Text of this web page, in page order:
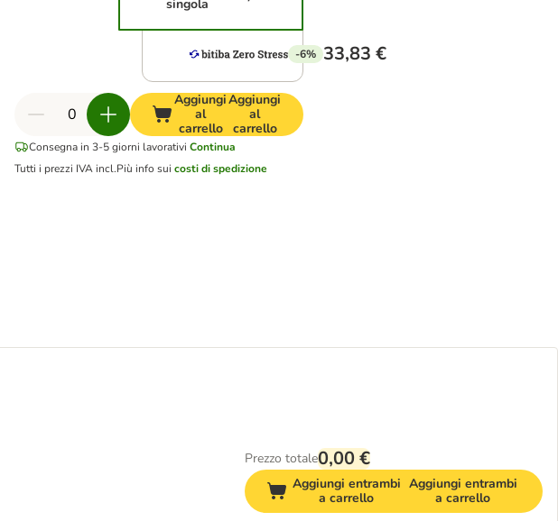
singola
-6% 33,83 €
Aggiungi
al
carrello
Aggiungi
al
carrello
Consegna in 3-5 giorni lavorativi Continua
Tutti i prezzi IVA incl.Più info suicosti di spedizione
Prezzo totale0,00 €
Aggiungi entrambi
a carrello
Aggiungi entrambi
a carrello